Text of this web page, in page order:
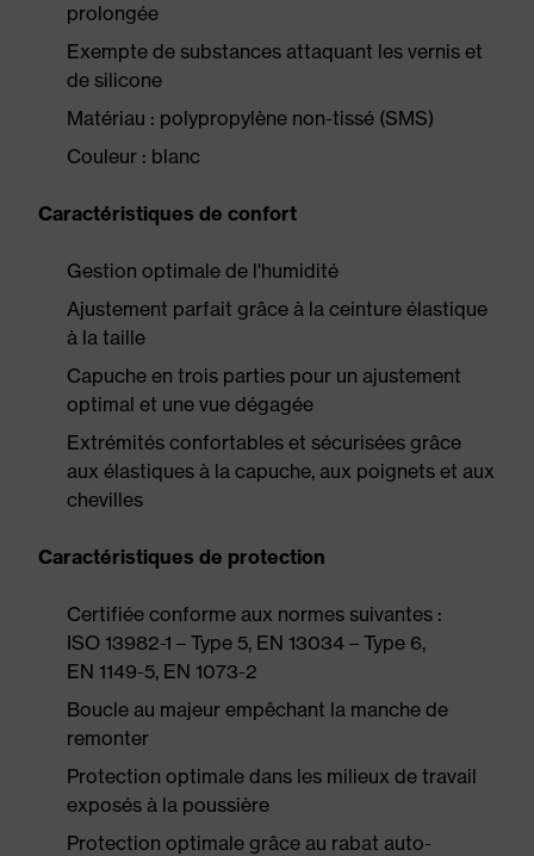
prolongée
Exempte de substances attaquant les vernis et
de silicone
Matériau : polypropylène non-tissé (SMS)
Couleur : blanc
Caractéristiques de confort
Gestion optimale de l'humidité
Ajustement parfait grâce à la ceinture élastique
à la taille
Capuche en trois parties pour un ajustement
optimal et une vue dégagée
Extrémités confortables et sécurisées grâce
aux élastiques à la capuche, aux poignets et aux
chevilles
Caractéristiques de protection
Certifiée conforme aux normes suivantes :
ISO 13982-1 – Type 5, EN 13034 – Type 6,
EN 1149-5, EN 1073-2
Boucle au majeur empêchant la manche de
remonter
Protection optimale dans les milieux de travail
exposés à la poussière
Protection optimale grâce au rabat auto-